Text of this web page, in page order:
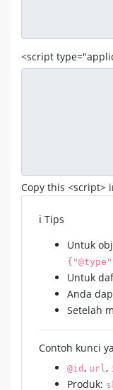
<script
Copy this <script>
ℹ️ Tips
Untuk
Untuk
Anda
Setelah
Contoh kunci
@id, url,
Produk: